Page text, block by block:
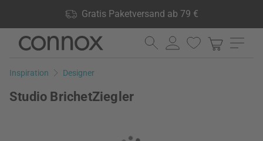
Gratis Paketversand ab 79 €
lagernd, 60 Tage Rückgaberecht
Direkt
Seiteninhalt
Direkt
Suchfeld
Inspiration Designer
Studio BrichetZiegler